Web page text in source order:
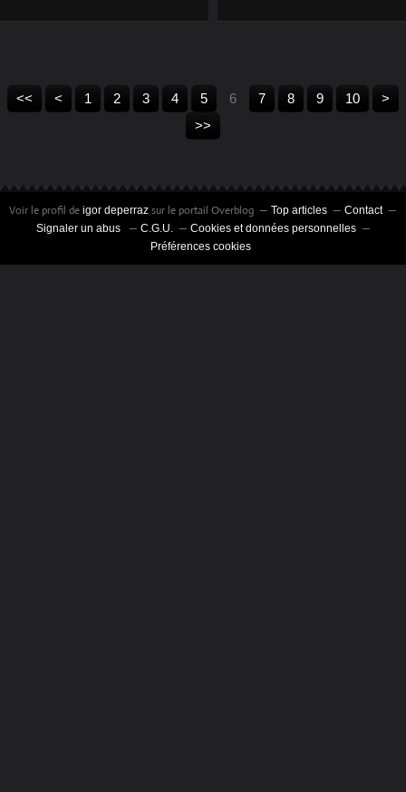
<< < 1 2 3 4 5 6 7 8 9 10 20
30
40
50
60
70
80
90
100
200
>
>>
Voir le profil de igor deperraz sur le portail Overblog Top articles
Contact
Signaler un abus
C.G.U.
Cookies et données personnelles
Préférences cookies